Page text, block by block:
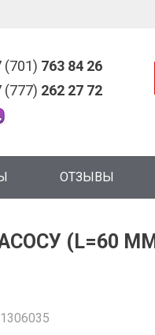
(701) 763 84 26
(777) 262 27 72
ОТЗЫВЫ
(L=60